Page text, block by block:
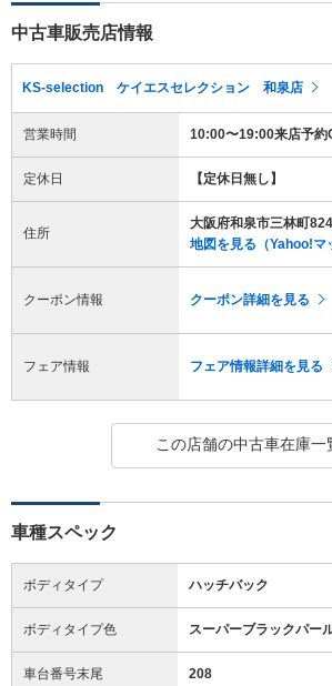
中古車販売店情報
KS-selection ケイエスセレクション 和泉店
営業時間 10:00〜19:00来店予約
定休日 【定休日無し】
住所
大阪府和泉市三林町
地図を見る（Yahoo!マ
クーポン情報 クーポン詳細を見る
フェア情報 フェア情報詳細を見る
この店舗の中古車在庫一
車種スペック
ボディタイプ ハッチバック
ボディタイプ色 スーパーブラックパー
車台番号末尾 208